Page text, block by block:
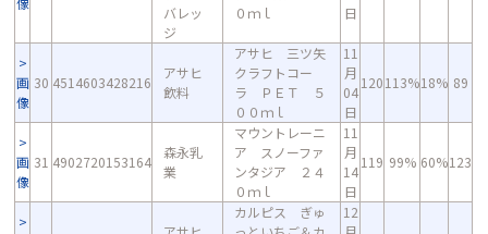
バレッ
ジ
０ｍｌ
日
画
像
30 4514603428216
アサヒ
飲料
アサヒ 三ツ矢
クラフトコー
ラ ＰＥＴ ５
００ｍｌ
11
月
04
日
120113%18% 89
画
像
31 4902720153164
森永乳
業
マウントレーニ
ア スノーファ
ンタジア ２４
０ｍｌ
11
月
14
日
119 99% 60%123
カルピス ぎゅ
12